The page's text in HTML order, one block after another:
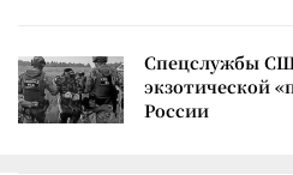
Спецслужбы
экзотической
России